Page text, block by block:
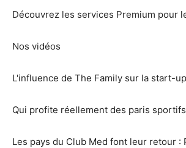
Découvrez les services Premium pour
Nos vidéos
L'influence de The Family sur la start-
Qui profite réellement des paris
Les pays du Club Med font leur retour :